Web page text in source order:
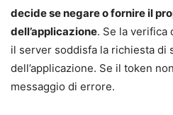
decide se negare o fornire il
dell’applicazione. Se la verifica
il server soddisfa la richiesta di
dell’applicazione. Se il token
messaggio di errore.